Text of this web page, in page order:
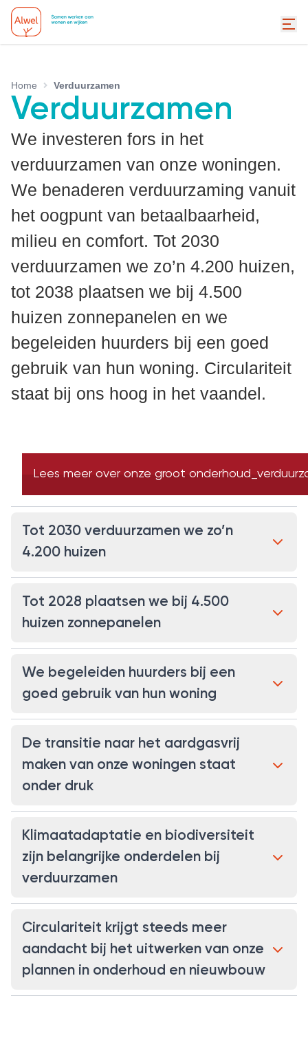
Home Verduurzamen
Verduurzamen
We investeren fors in het
verduurzamen van onze woningen.
We benaderen verduurzaming vanuit
het oogpunt van betaalbaarheid,
milieu en comfort. Tot 2030
verduurzamen we zo’n 4.200 huizen,
tot 2038 plaatsen we bij 4.500
huizen zonnepanelen en we
begeleiden huurders bij een goed
gebruik van hun woning. Circulariteit
staat bij ons hoog in het vaandel.
Lees meer over onze groot
Tot 2030 verduurzamen we zo’n
4.200 huizen
Tot 2028 plaatsen we bij 4.500
huizen zonnepanelen
We begeleiden huurders bij een
goed gebruik van hun woning
De transitie naar het aardgasvrij
maken van onze woningen staat
onder druk
Klimaatadaptatie en biodiversiteit
zijn belangrijke onderdelen bij
verduurzamen
Circulariteit krijgt steeds meer
aandacht bij het uitwerken van onze
plannen in onderhoud en nieuwbouw